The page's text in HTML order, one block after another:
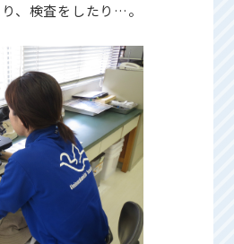
、検査をしたり…。